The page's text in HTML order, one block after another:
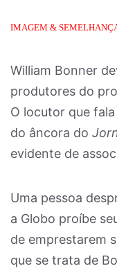
IMAGEM &
William Bonner
produtores do
O locutor que fala
do âncora do
evidente de
Uma pessoa
a Globo proíbe
de emprestarem
que se trata de